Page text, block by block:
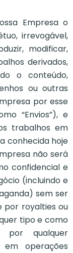
Empresa o
irrevogável,
modificar,
derivados,
o conteúdo,
ou outras
por esse
“Envios”), e
trabalhos em
conhecida hoje
não será
confidencial e
(incluindo e
sem ser
por royalties ou
tipo e como
por qualquer
operações